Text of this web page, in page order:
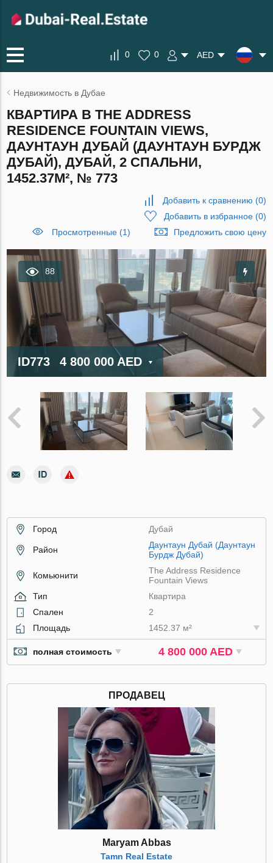
0 0 AED
Недвижимость в Дубае
КВАРТИРА В THE ADDRESS
RESIDENCE FOUNTAIN VIEWS,
ДАУНТАУН ДУБАЙ (ДАУНТАУН БУРДЖ
ДУБАЙ), ДУБАЙ, 2 СПАЛЬНИ,
1452.37М², № 773
Добавить к сравнению (0)
Добавить в избранное(0)
Просмотренные (1)
Предложить свою цену
88
ID773 4 800 000 AED
Город Дубай
Район
Даунтаун Дубай (Даунтаун
Бурдж Дубай)
Комьюнити
The Address Residence
Fountain Views
Тип
Квартира
Спален
2
Площадь
1452.37 м²
полная стоимость 4 800 000 AED
ПРОДАВЕЦ
Maryam Abbas
Tamn Real Estate